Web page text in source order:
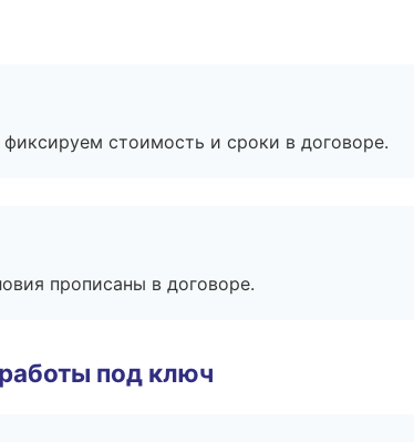
стоимость и сроки в договоре.
прописаны в договоре.
под ключ